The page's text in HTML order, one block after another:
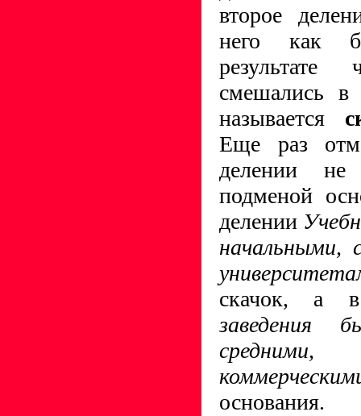
второе
него как
смешались
называется
Еще раз
делении не
подменой
делении
начальными,
скачок, а
заведения
основания.